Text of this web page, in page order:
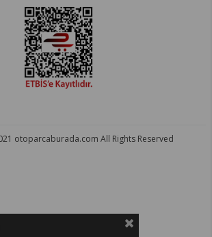
otoparcaburada.com All Rights Reserved